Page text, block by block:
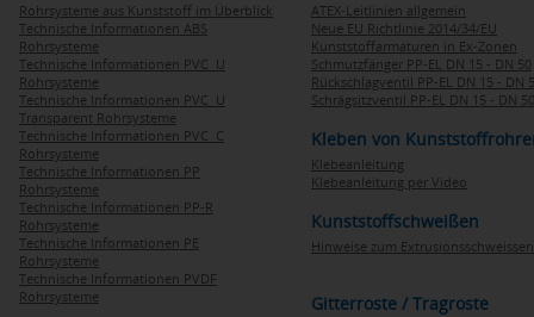
Rohrsysteme aus Kunststoff im Überblick
Technische Informationen ABS
Rohrsysteme
Technische Informationen PVC U
Rohrsysteme
Technische Informationen PVC U
Transparent Rohrsysteme
Technische Informationen PVC C
Rohrsysteme
Technische Informationen PP
Rohrsysteme
Technische Informationen PP-R
Rohrsysteme
Technische Informationen PE
Rohrsysteme
Technische Informationen PVDF
Rohrsysteme
ATEX-Leitlinien allgemein
Neue EU Richtlinie 2014/34/EU
Kunststoffarmaturen in Ex-Zonen
Schmutzfänger PP-EL DN 15 - DN 50
Rückschlagventil PP-EL DN 15 - DN
Schrägsitzventil PP-EL DN 15 - DN 50
Kleben von
Klebeanleitung
Klebeanleitung per Video
Kunststoffschweißen
Hinweise zum Extrusionsschweissen
Gitterroste / Tragroste